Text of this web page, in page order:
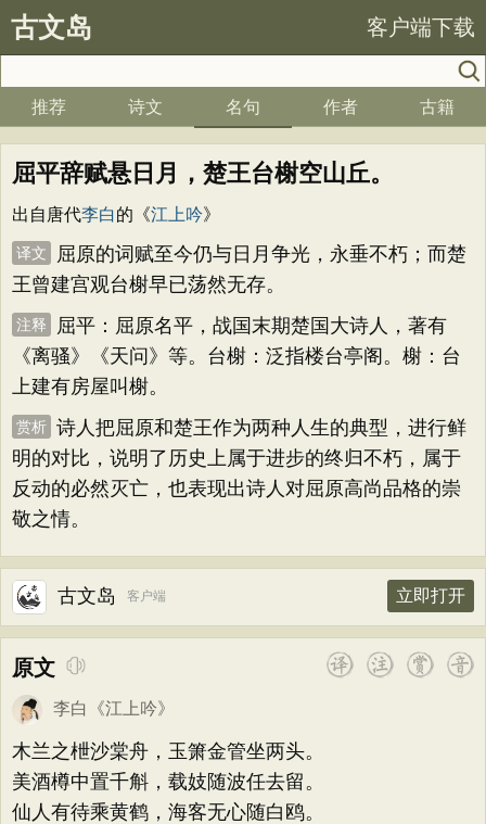
古文岛 客户端下载
推荐 诗文 名句 作者 古籍
屈平辞赋悬日月，楚王台榭空山丘。
出自唐代李白的《江上吟》
译文
屈原的词赋至今仍与日月争光，永垂不朽；而楚
王曾建宫观台榭早已荡然无存。
注释
屈平：屈原名平，战国末期楚国大诗人，著有
《离骚》《天问》等。台榭：泛指楼台亭阁。榭：台
上建有房屋叫榭。
赏析 诗人把屈原和楚王作为两种人生的典型，进行鲜
明的对比，说明了历史上属于进步的终归不朽，属于
反动的必然灭亡，也表现出诗人对屈原高尚品格的崇
敬之情。
古文岛 客户端 立即打开
原文
李白 《江上吟》
木兰之枻沙棠舟，玉箫金管坐两头。
美酒樽中置千斛，载妓随波任去留。
仙人有待乘黄鹤，海客无心随白鸥。